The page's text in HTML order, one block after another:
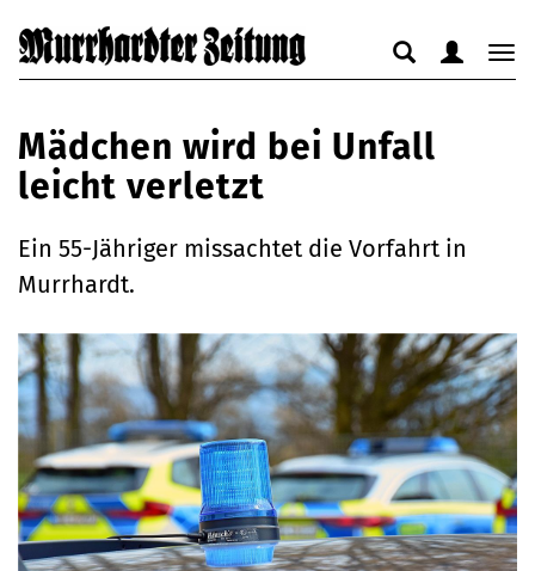
anzeigen
Suche
anzeigen
verbergen
Mädchen wird bei Unfall
leicht verletzt
Ein 55-Jähriger missachtet die Vorfahrt in
Murrhardt.